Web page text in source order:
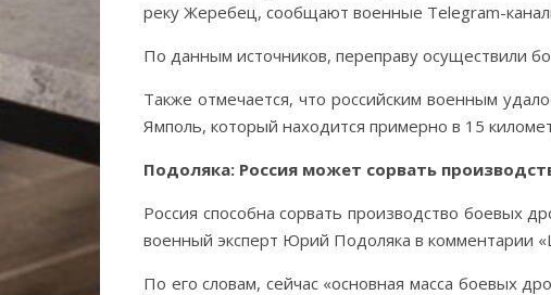
реку Жеребец, сообщают военные Telegram-
По данным источников, переправу осуществили
Также отмечается, что российским военным
Ямполь, который находится примерно в 15
Подоляка: Россия может сорвать
Россия способна сорвать производство боевых
военный эксперт Юрий Подоляка в комментарии
По его словам, сейчас «основная масса боевых